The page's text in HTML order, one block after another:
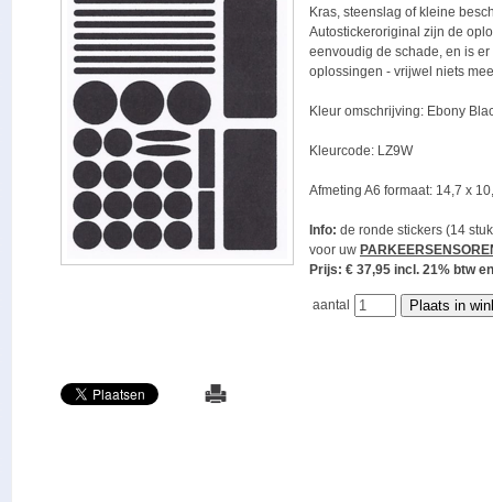
Kras, steenslag of kleine
Autostickeroriginal zijn de
eenvoudig de schade, en is
oplossingen - vrijwel niets
Kleur omschrijving: Ebony
Kleurcode: LZ9W
Afmeting A6 formaat: 14,7 x
Info: de ronde stickers (14
voor uw
Prijs: € 37,95 incl. 21% btw
aantal